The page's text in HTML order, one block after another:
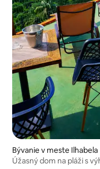
Bývanie v meste Ilhabela
Úžasný dom na pláži s